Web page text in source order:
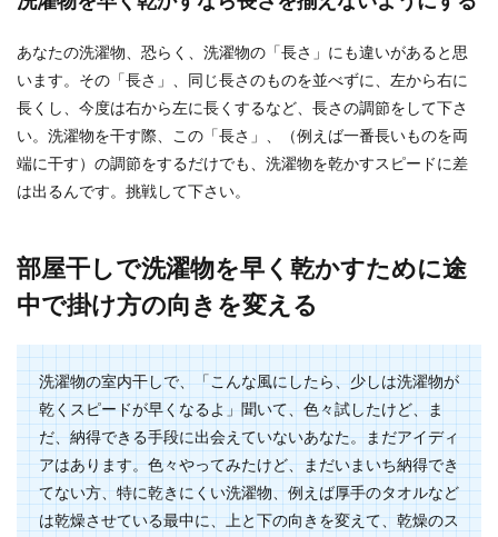
をしていますか？特に頻繁に使用する菜箸やお玉
No Image
鍋の残りの保存方法と美味しいリメイ
クアイデアで手抜き料理
った具材は捨ててしまうのはもったいないですよ
ね。しかも、...
シールの剥がし方！ハンドクリームを
使ってシールを剥がす方法
小さなお子さんがいるご家庭では、子供が色々な
場所にシールを貼ってしまうことに頭を悩ませる
こともありま...
あなたの洗濯物、恐らく、洗濯物の「長さ」にも違いがあると思
います。その「長さ」、同じ長さのものを並べずに、左から右に
長くし、今度は右から左に長くするなど、長さの調節をして下さ
い。洗濯物を干す際、この「長さ」、（例えば一番長いものを両
端に干す）の調節をするだけでも、洗濯物を乾かすスピードに差
は出るんです。挑戦して下さい。
部屋干しで洗濯物を早く乾かすために途
中で掛け方の向きを変える
洗濯物の室内干しで、「こんな風にしたら、少しは洗濯物が
乾くスピードが早くなるよ」聞いて、色々試したけど、ま
だ、納得できる手段に出会えていないあなた。まだアイディ
アはあります。色々やってみたけど、まだいまいち納得でき
てない方、特に乾きにくい洗濯物、例えば厚手のタオルなど
は乾燥させている最中に、上と下の向きを変えて、乾燥のス